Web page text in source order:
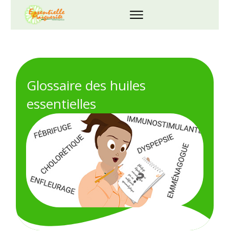
Glossaire des huiles
essentielles